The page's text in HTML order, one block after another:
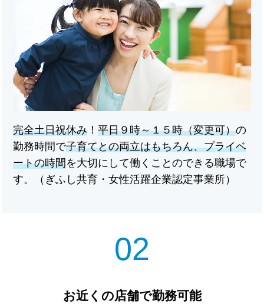
完全土日祝休み ！平日９時～１５時（変更可）の
勤務時間で子育てとの両立はもちろん、プライベ
ートの時間を大切にして働くことのできる職場で
す。（ぎふし共育・女性活躍企業認定事業所）
02
お近くの店舗で勤務可能